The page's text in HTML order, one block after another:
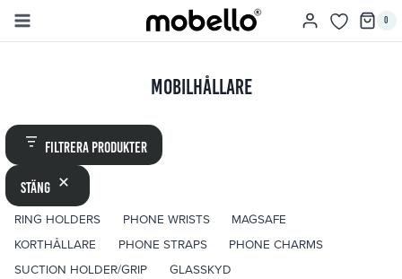
Skip
0
Mobilhållare
Filtrera produkter
Stäng
ETIKETT
RING HOLDERS PHONE WRISTS
MAGSAFE
KORTHÅLLARE
PHONE STRAPS
PHONE CHARMS
SUCTION HOLDER/GRIP
GLASSKYD